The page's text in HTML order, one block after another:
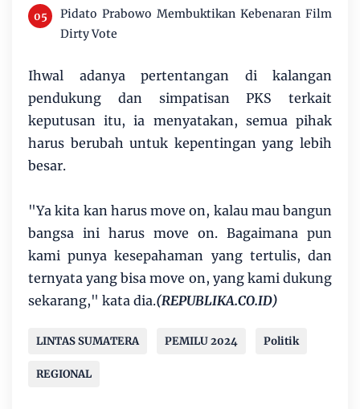
Pidato Prabowo Membuktikan Kebenaran Film
Dirty Vote
Ihwal adanya pertentangan di kalangan
pendukung dan simpatisan PKS terkait
keputusan itu, ia menyatakan, semua pihak
harus berubah untuk kepentingan yang lebih
besar.
"Ya kita kan harus move on, kalau mau bangun
bangsa ini harus move on. Bagaimana pun
kami punya kesepahaman yang tertulis, dan
ternyata yang bisa move on, yang kami dukung
sekarang," kata dia.(REPUBLIKA.CO.ID)
LINTAS SUMATERA PEMILU 2024 Politik
REGIONAL